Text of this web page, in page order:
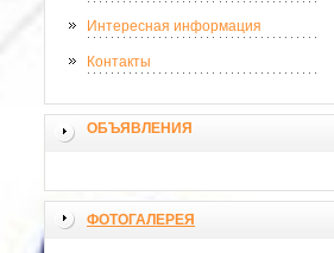
Интересная информация
Контакты
ОБЪЯВЛЕНИЯ
ФОТОГАЛЕРЕЯ